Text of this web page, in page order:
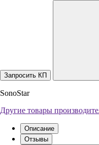
Запросить КП
SonoStar
Другие товары
Описание
Отзывы